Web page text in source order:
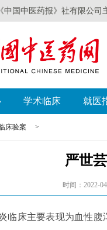
中国中医药报》社有限公司
学术临床 就医
床验案 >
严世
时间：2022-
临床主要表现为血性腹